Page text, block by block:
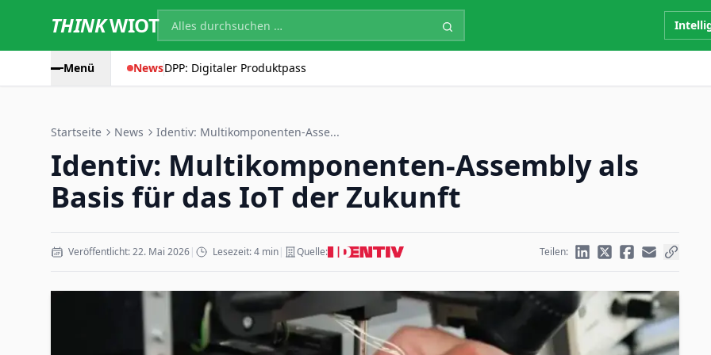
THINKWIOT
Menü NewsDPP: Digitaler Produktpass
Startseite News Identiv: Multikomponenten-Asse...
Identiv: Multikomponenten-Assembly als
Basis für das IoT der Zukunft
Veröffentlicht: 22. Mai 2026| Lesezeit: 4 min| Quelle: Teilen: